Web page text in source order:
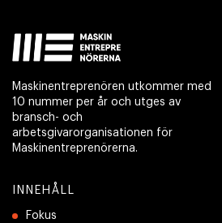
Maskinentreprenören utkommer med
10 nummer per år och utges av
bransch- och
arbetsgivarorganisationen för
Maskinentreprenörerna.
INNEHÅLL
Fokus